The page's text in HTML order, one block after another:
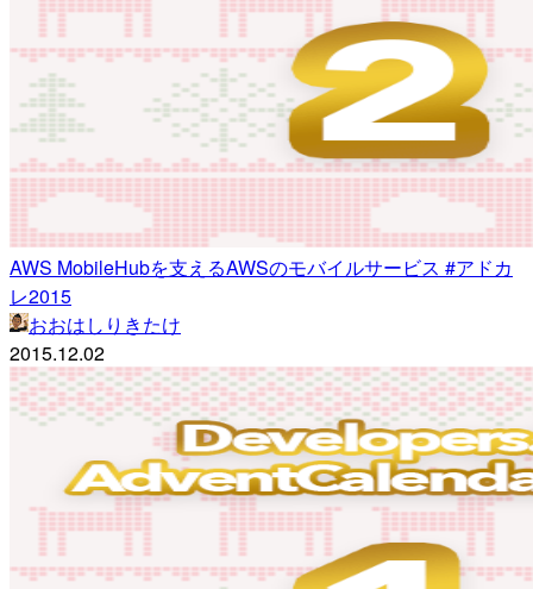
AWS MobileHubを支えるAWSのモバイルサービス #アドカ
レ2015
おおはしりきたけ
2015.12.02